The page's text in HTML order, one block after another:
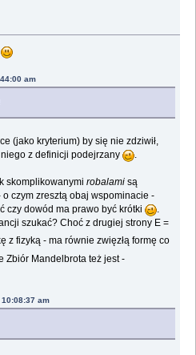
am
(jako kryterium) by się nie zdziwił,
z definicji podejrzany
.
skomplikowanymirobalami są
czym zresztą obaj wspominacie -
czy dowód ma prawo być krótki
.
szukać? Choć z drugiej strony E =
z fizyką - ma równie zwięzłą formę co
Zbiór Mandelbrota też jest -
am